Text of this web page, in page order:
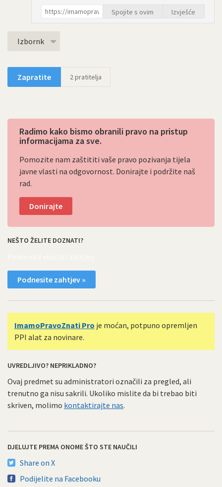
Spojite s ovim Izvješće
Izbornk
Zapratite 2pratitelja
Radimo kako bismo obranili pravo na pristup
informacijama za sve.
Pomozite nam zaštititi vaše pravo pozivanja tijela
javne vlasti na odgovornost. Donirajte i podržite naš
rad.
Donirajte
NEŠTO ŽELITE DOZNATI?
Podnesite zahtjev »
ImamoPravoZnati Pro je moćan, potpuno opremljen
PPI alat za novinare.
UVREDLJIVO? NEPRIKLADNO?
Ovaj predmet su administratori označili za pregled, ali
trenutno ga nisu sakrili. Ukoliko mislite da bi trebao biti
skriven, molimo kontaktirajte nas.
DJELUJTE PREMA ONOME ŠTO STE NAUČILI
Share on X
Podijelite na Facebooku